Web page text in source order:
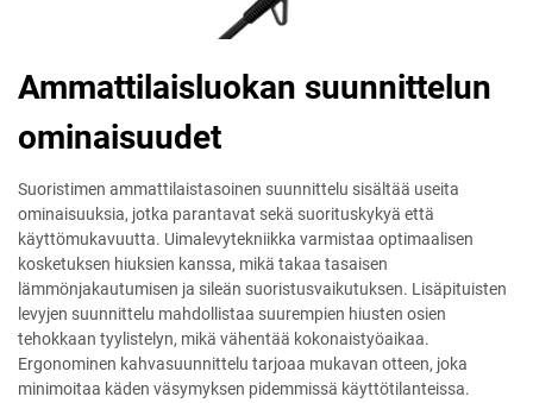
Ammattilaisluokan suunnittelun
ominaisuudet
Suoristimen ammattilaistasoinen suunnittelu sisältää useita
ominaisuuksia, jotka parantavat sekä suorituskykyä että
käyttömukavuutta. Uimalevytekniikka varmistaa optimaalisen
kosketuksen hiuksien kanssa, mikä takaa tasaisen
lämmönjakautumisen ja sileän suoristusvaikutuksen. Lisäpituisten
levyjen suunnittelu mahdollistaa suurempien hiusten osien
tehokkaan tyylistelyn, mikä vähentää kokonaistyöaikaa.
Ergonominen kahvasuunnittelu tarjoaa mukavan otteen, joka
minimoitaa käden väsymyksen pidemmissä käyttötilanteissa.